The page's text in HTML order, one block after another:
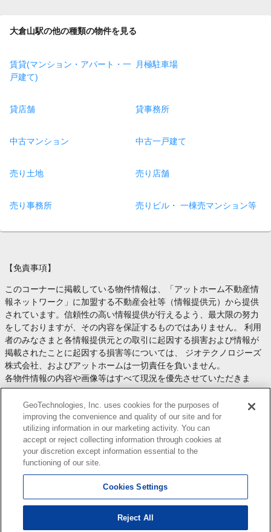
大倉山駅の他の種類の物件を見る
賃貸(マンション・アパート・一
戸建て)
月極駐車場
貸店舗 貸事務所
中古マンション 中古一戸建て
売り土地 売り店舗
売り事務所 売りビル・ 一棟売マンション等
【免責事項】
このコーナーに掲載している物件情報は、「アットホーム不動産情
報ネットワーク」に加盟する不動産会社等（情報提供元）から提供
されています。信頼性の高い情報提供が行えるよう、最大限の努力
をしておりますが、その内容を保証するものではありません。 利用
者のみなさまと各情報提供元との取引に起因する損害および情報が
掲載されたことに起因する損害等については、 ジオテクノロジーズ
株式会社、およびアットホームは一切責任を負いません。
各物件情報の内容や画像等はすべて現況を優先させていただきま
す。
お取引等（お取引の準備、資金調達等を含みます）の際には、内容
や契約条件等について、 各情報提供元より十分な説明を受け、ご自
身でご確認の上、判断してください。
このコーナーへの物件情報のご掲載、その他不動産業務ソリューシ
ョン等についての不動産会社様のお問合せはこちら
します。
Copyright(c) At Home Co.,Ltd. このサイトに掲載している情報の無断転載を禁止します。著作権
はアットホーム（株）またはその情報提供者に帰属します。
GeoTechnologies, Inc. uses cookies for the purposes of
improving the convenience and quality of our site and for
utilizing information in our marketing activity. You can
accept or reject collecting information through cookies at
your discretion except information essential to the
functioning of our site.
Cookies Settings
Reject All